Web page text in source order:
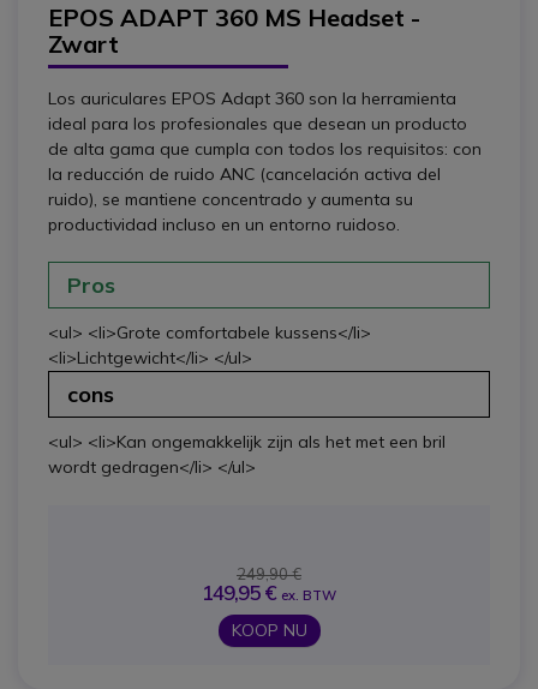
EPOS ADAPT 360 MS Headset -
Zwart
Los auriculares EPOS Adapt 360 son la herramienta
ideal para los profesionales que desean un producto
de alta gama que cumpla con todos los requisitos: con
la reducción de ruido ANC (cancelación activa del
ruido), se mantiene concentrado y aumenta su
productividad incluso en un entorno ruidoso.
Pros
<ul> <li>Grote comfortabele kussens</li>
<li>Lichtgewicht</li> </ul>
cons
<ul> <li>Kan ongemakkelijk zijn als het met een bril
wordt gedragen</li> </ul>
249,90 €
149,95 € ex. BTW
KOOP NU